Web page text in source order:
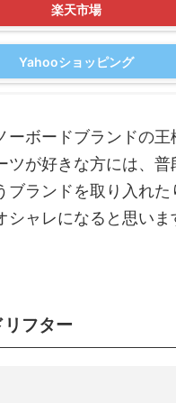
楽天市場
Yahooショッピング
ボードブランドの王
ツが好きな方には、普
ブランドを取り入れた
シャレになると思いま
フター